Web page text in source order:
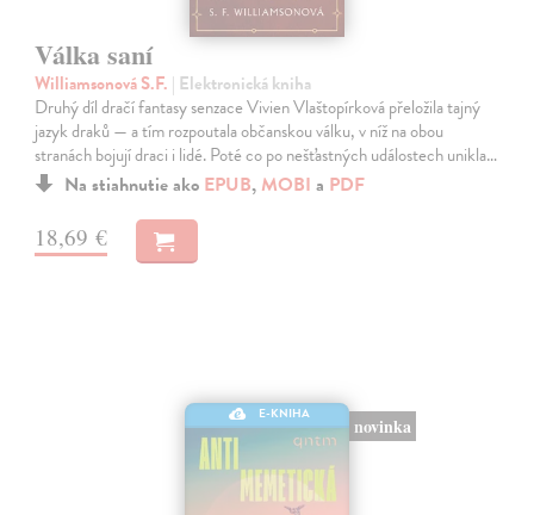
Válka saní
Williamsonová S.F. | Elektronická kniha
Druhý díl dračí fantasy senzace Vivien Vlaštopírková přeložila tajný
jazyk draků — a tím rozpoutala občanskou válku, v níž na obou
stranách bojují draci i lidé. Poté co po nešťastných událostech unikla…
Na stiahnutie ako EPUB, MOBI a PDF
18,69 €
E-KNIHA
novinka